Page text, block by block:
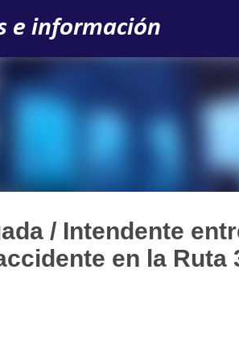
Ir al contenido
e información
/ Intendente
en la Ruta